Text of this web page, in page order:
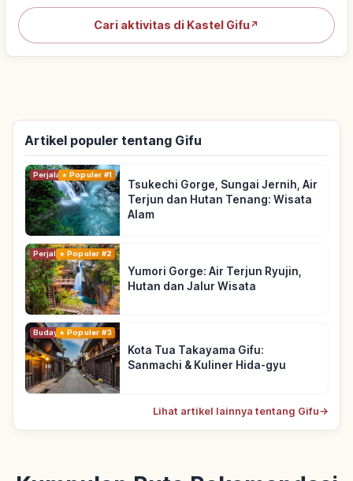
Cari aktivitas di Kastel Gifu↗
Artikel populer tentang Gifu
PerjalananPopuler #1
Tsukechi Gorge, Sungai Jernih, Air
Terjun dan Hutan Tenang: Wisata
Alam
PerjalananPopuler #2
Yumori Gorge: Air Terjun Ryujin,
Hutan dan Jalur Wisata
Budaya Tradisional
Populer #3
Kota Tua Takayama Gifu:
Sanmachi & Kuliner Hida-gyu
Lihat artikel lainnya tentang Gifu→